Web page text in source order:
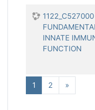
INNATE
FUNCTION
1 (現在)
2 »